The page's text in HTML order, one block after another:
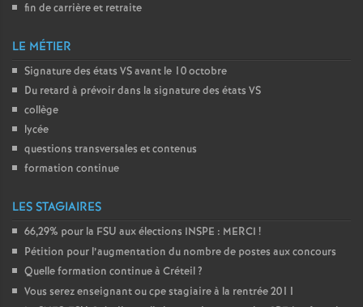
fin de carrière et retraite
LE MÉTIER
Signature des états VSavant le 10 octobre
Du retard à prévoir dans la signature des états VS
collège
lycée
questions transversales et contenus
formation continue
LES STAGIAIRES
66,29% pour la FSU aux élections INSPE : MERCI !
Pétition pour l’augmentation du nombre de postes aux concours
Quelle formation continue à Créteil?
Vous serez enseignant ou cpe stagiaire à la rentrée 2011